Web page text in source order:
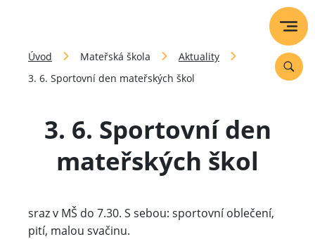
Úvod Mateřská škola
Aktuality
3. 6. Sportovní den mateřských škol
3. 6. Sportovní den
mateřských škol
sraz v MŠ do 7.30. S sebou: sportovní oblečení,
pití, malou svačinu.